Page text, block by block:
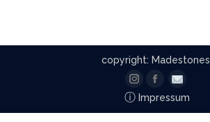
copyright: Madestones
Instagram
Facebook
Email
ⓘ Impressum